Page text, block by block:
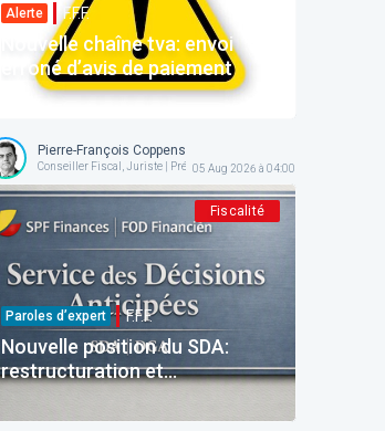
Alerte F.F.F.
Nouvelle chaîne tva: envoi
erroné d’avis de paiement
Pierre-François Coppens
Conseiller Fiscal, Juriste | Président @ AFPC
05 Aug 2026 à 04:00
Fiscalité
Paroles d’expert F.F.F.
Nouvelle position du SDA:
restructuration et